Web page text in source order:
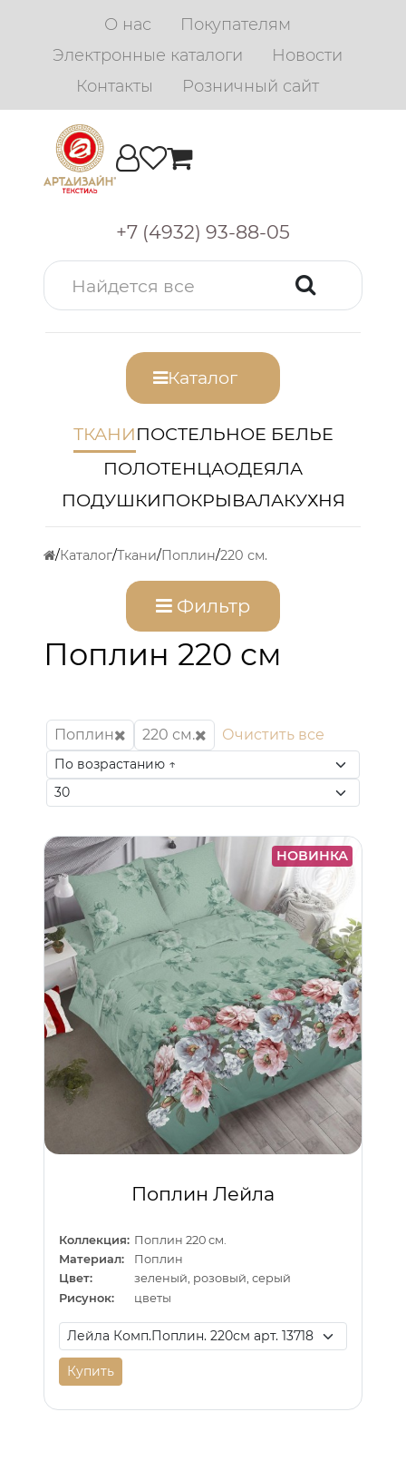
О нас
Покупателям
Электронные каталоги
Новости
Контакты
Розничный сайт
+7 (4932) 93-88-05
Каталог
ТКАНИПОСТЕЛЬНОЕ БЕЛЬЕ
ПОЛОТЕНЦАОДЕЯЛА
ПОДУШКИПОКРЫВАЛАКУХНЯ
Каталог Ткани Поплин 220 см.
Фильтр
Поплин 220 см
Поплин 220 см. Очистить все
НОВИНКА
Поплин Лейла
Коллекция: Поплин 220 см.
Материал:
Поплин
Цвет:
зеленый, розовый, серый
Рисунок:
цветы
Купить